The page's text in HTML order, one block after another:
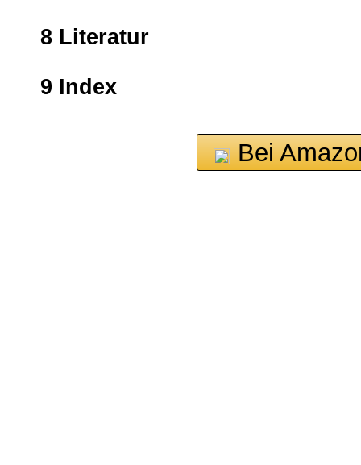
8 Literatur
9 Index
Bei